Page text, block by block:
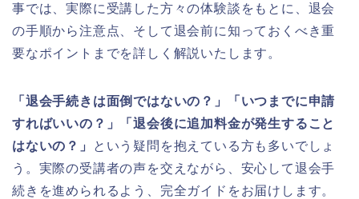
事では、実際に受講した方々の体験談をもとに、退会
の手順から注意点、そして退会前に知っておくべき重
要なポイントまでを詳しく解説いたします。
「退会手続きは面倒ではないの？」「いつまでに申請
すればいいの？」「退会後に追加料金が発生すること
はないの？」
という疑問を抱えている方も多いでしょ
う。実際の受講者の声を交えながら、安心して退会手
続きを進められるよう、完全ガイドをお届けします。